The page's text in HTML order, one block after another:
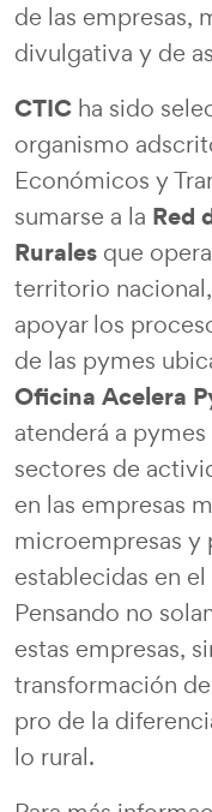
de las empresas,
divulgativa y de
CTIC ha sido
organismo
Económicos y
sumarse a la Red
Rurales que
territorio
apoyar los
de las pymes
Oficina Acelera
atenderá a
sectores de
en las empresas
microempresas y
establecidas en
Pensando no
estas empresas,
transformación
pro de la
lo rural.